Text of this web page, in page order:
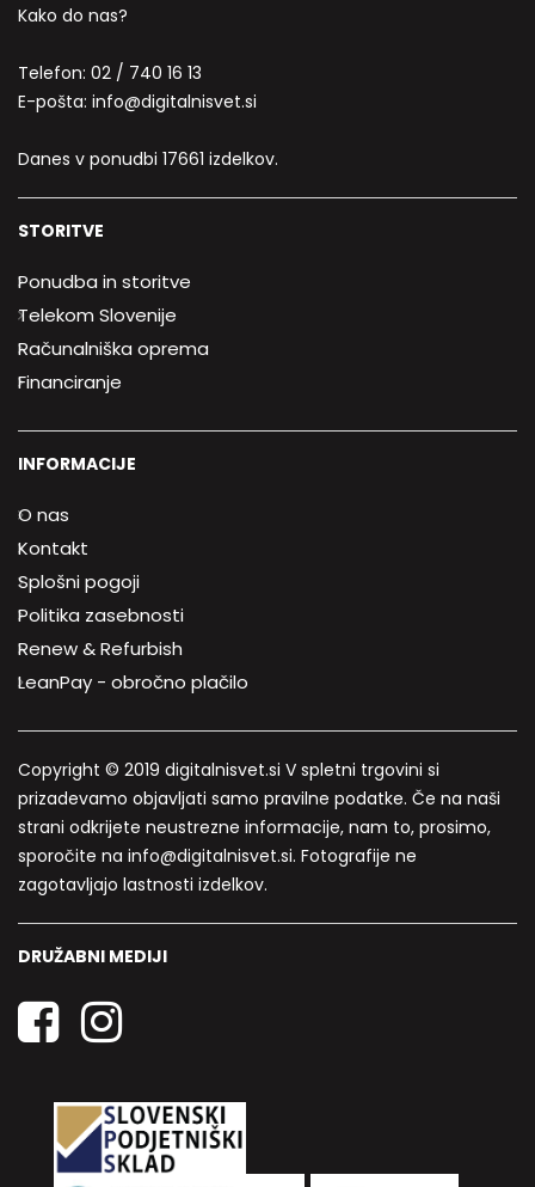
Kako do nas?
Telefon: 02 / 740 16 13
E-pošta: info@digitalnisvet.si
Danes v ponudbi 17661 izdelkov.
STORITVE
Ponudba in storitve
Telekom Slovenije
Računalniška oprema
Financiranje
INFORMACIJE
O nas
Kontakt
Splošni pogoji
Politika zasebnosti
Renew & Refurbish
LeanPay - obročno plačilo
Copyright © 2019 digitalnisvet.si V spletni trgovini si
prizadevamo objavljati samo pravilne podatke. Če na naši
strani odkrijete neustrezne informacije, nam to, prosimo,
sporočite na info@digitalnisvet.si. Fotografije ne
zagotavljajo lastnosti izdelkov.
DRUŽABNI MEDIJI